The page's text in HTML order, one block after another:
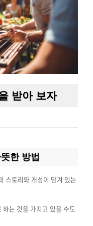
받아 보자
한 방법
스토리와 개성이 담겨 있는
는 것을 가지고 있을 수도